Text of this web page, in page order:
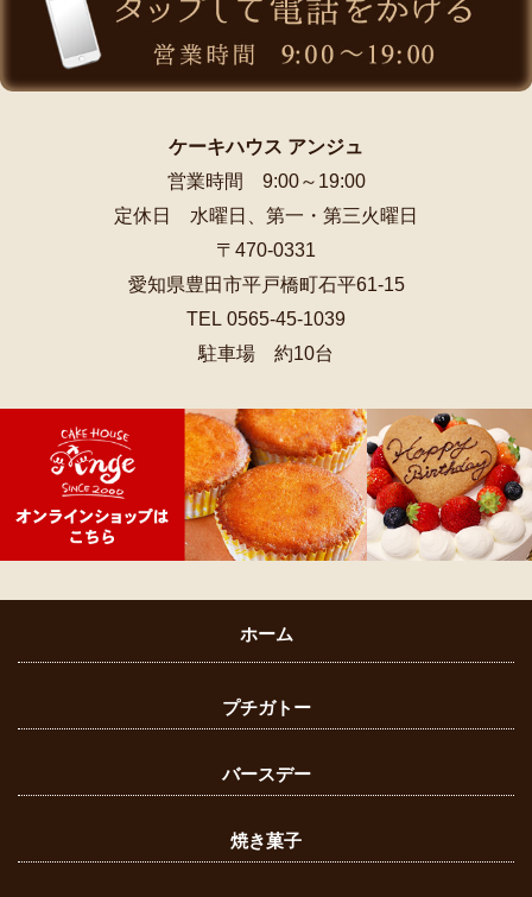
ケーキハウス アンジュ
営業時間 9:00～19:00
定休日 水曜日、第一・第三火曜日
〒470-0331
愛知県豊田市平戸橋町石平61-15
TEL 0565-45-1039
駐車場 約10台
ホーム
プチガトー
バースデー
焼き菓子